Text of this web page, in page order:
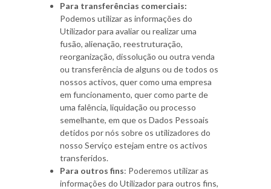
Para transferências comerciais:
Podemos utilizar as informações do
Utilizador para avaliar ou realizar uma
fusão, alienação, reestruturação,
reorganização, dissolução ou outra venda
ou transferência de alguns ou de todos os
nossos activos, quer como uma empresa
em funcionamento, quer como parte de
uma falência, liquidação ou processo
semelhante, em que os Dados Pessoais
detidos por nós sobre os utilizadores do
nosso Serviço estejam entre os activos
transferidos.
Para outros fins: Poderemos utilizar as
informações do Utilizador para outros fins,